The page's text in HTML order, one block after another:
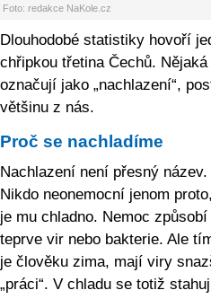
Foto: redakce NaKole.cz
Dlouhodobé statistiky hovoří
chřipkou třetina Čechů.
označují jako „nachlazení“,
většinu z nás.
Proč se nachladíme
Nachlazení není přesný název.
Nikdo neonemocní jenom
je mu chladno. Nemoc způsobí
teprve vir nebo bakterie. Ale
je člověku zima, mají viry
„práci“. V chladu se totiž